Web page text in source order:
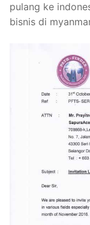
pulang ke
bisnis di